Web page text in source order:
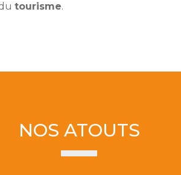
tourisme.
NOS ATOUTS